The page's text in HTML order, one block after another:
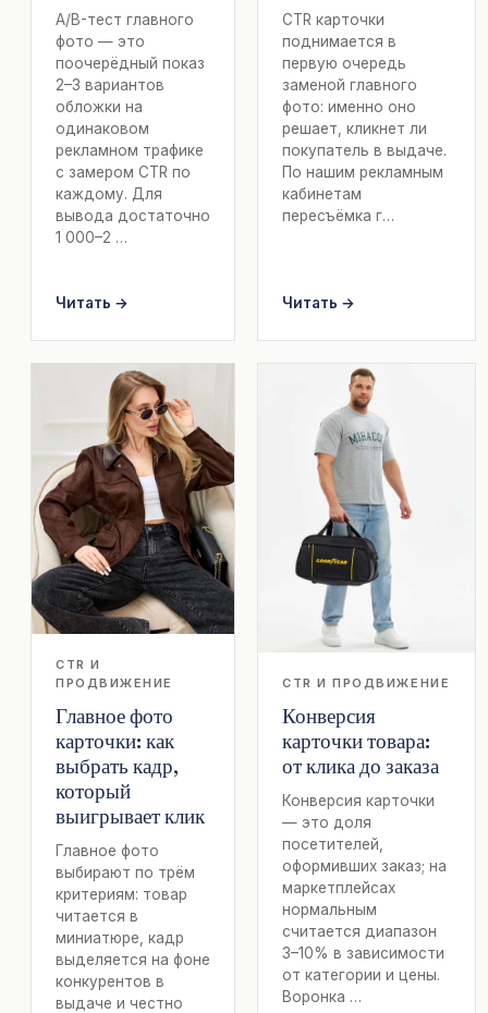
A/B-тест главного
фото — это
поочерёдный показ
2–3 вариантов
обложки на
одинаковом
рекламном трафике
с замером CTR по
каждому. Для
вывода достаточно
1 000–2 …
Читать →
CTR карточки
поднимается в
первую очередь
заменой главного
фото: именно оно
решает, кликнет ли
покупатель в выдаче.
По нашим рекламным
кабинетам
пересъёмка г…
Читать →
CTR И
ПРОДВИЖЕНИЕ
Главное фото
карточки: как
выбрать кадр,
который
выигрывает клик
Главное фото
выбирают по трём
критериям: товар
читается в
миниатюре, кадр
выделяется на фоне
конкурентов в
выдаче и честно
CTR И ПРОДВИЖЕНИЕ
Конверсия
карточки товара:
от клика до заказа
Конверсия карточки
— это доля
посетителей,
оформивших заказ; на
маркетплейсах
нормальным
считается диапазон
3–10% в зависимости
от категории и цены.
Воронка …